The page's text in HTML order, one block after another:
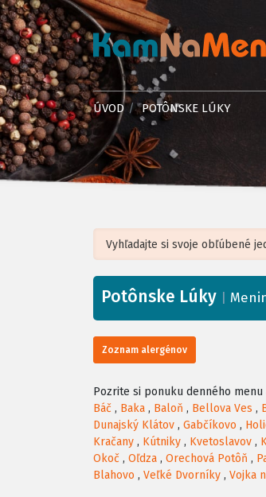
ÚVOD POTÔNSKE LÚKY
+
−
Potônske Lúky
Zoznam alergénov
Pozrite si ponuku denného menu
Báč , Baka , Baloň , Bellova Ves ,
Dunajský Klátov , Gabčíkovo ,
Kračany , Kútniky , Kvetoslavov ,
Okoč , Oľdza , Orechová Potôň ,
Blahovo , Veľké Dvorníky , Vojka